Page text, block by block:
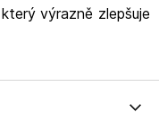
výrazně zlepšuje